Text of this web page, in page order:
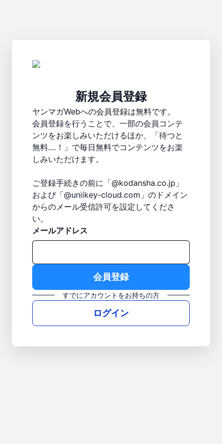
新規会員登録
ヤンマガWebへの会員登録は無料です。
会員登録を行うことで、一部の会員コンテ
ンツをお楽しみいただけるほか、「待つと
無料....！」で毎日無料でコンテンツをお楽
しみいただけます。
ご登録手続きの前に「@kodansha.co.jp」
および「@uniikey-cloud.com」のドメイン
からのメール受信許可を設定してくださ
い。
メールアドレス
すでにアカウントをお持ちの方